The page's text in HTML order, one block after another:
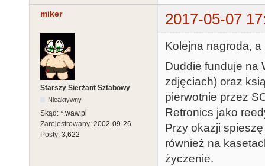
miker 2017-05-07
Starszy Sierżant Sztabowy
Nieaktywny
Skąd: *.waw.pl
Zarejestrowany: 2002-09-26
Posty: 3,622
Kolejna nagroda,
Duddie funduje na
zdjęciach) oraz
pierwotnie przez
Retronics jako
Przy okazji
również na
życzenie.